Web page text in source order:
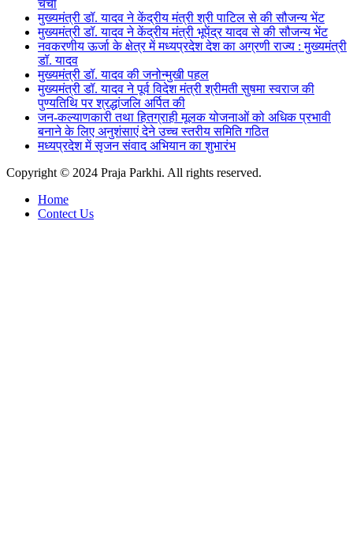
चर्चा
मुख्यमंत्री डॉ. यादव ने केंद्रीय मंत्री श्री पाटिल से की सौजन्य भेंट
मुख्यमंत्री डॉ. यादव ने केंद्रीय मंत्री भूपेंद्र यादव से की सौजन्य भेंट
नवकरणीय ऊर्जा के क्षेत्र में मध्यप्रदेश देश का अग्रणी राज्य : मुख्यमंत्री
डॉ. यादव
मुख्यमंत्री डॉ. यादव की जनोन्मुखी पहल
मुख्यमंत्री डॉ. यादव ने पूर्व विदेश मंत्री श्रीमती सुषमा स्वराज की
पुण्यतिथि पर श्रद्धांजलि अर्पित की
जन-कल्याणकारी तथा हितग्राही मूलक योजनाओं को अधिक प्रभावी
बनाने के लिए अनुशंसाएं देने उच्च स्तरीय समिति गठित
मध्यप्रदेश में सृजन संवाद अभियान का शुभारंभ
Copyright © 2024 Praja Parkhi. All rights reserved.
Home
Contect Us